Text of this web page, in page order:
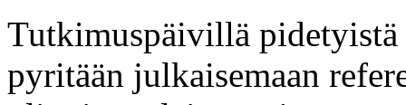
Tutkimuspäivillä pidetyistä
pyritään julkaisemaan